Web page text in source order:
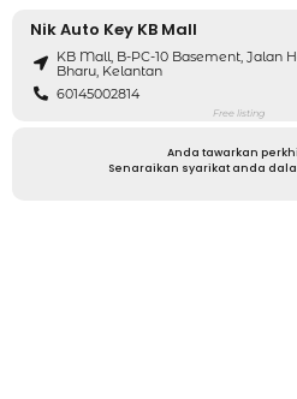
Nik Auto Key KB Mall
KB Mall, B-PC-10 Basement, Jalan
Bharu, Kelantan
60145002814
Free listing
Anda tawarkan
Senaraikan syarikat anda